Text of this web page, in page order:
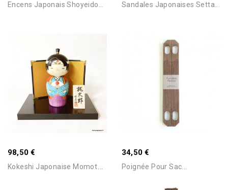
Encens Japonais Shoyeido... Sandales Japonaises Setta...
Consulter Pour Connaitre Le
98,50 €
Consulter Pour Connaitre Le
34,50 €
Poignée Pour Sac...